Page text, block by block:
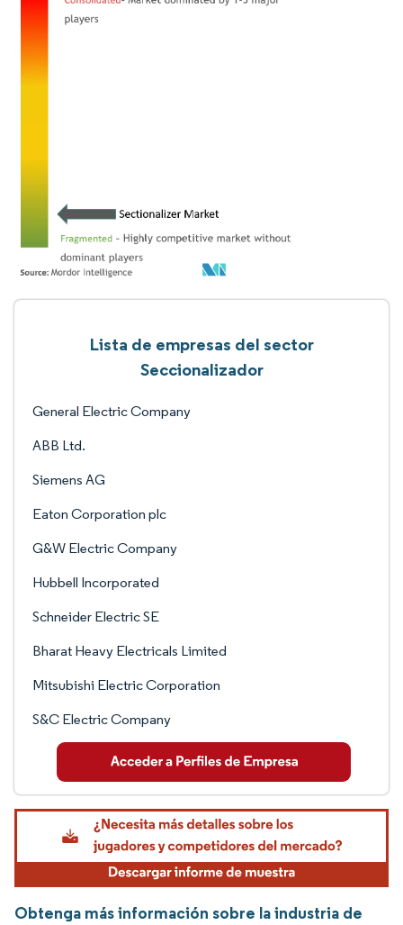
Lista de empresas del sector
Seccionalizador
General Electric Company
ABB Ltd.
Siemens AG
Eaton Corporation plc
G&W Electric Company
Hubbell Incorporated
Schneider Electric SE
Bharat Heavy Electricals Limited
Mitsubishi Electric Corporation
S&C Electric Company
Obtenga más información sobre la industria de